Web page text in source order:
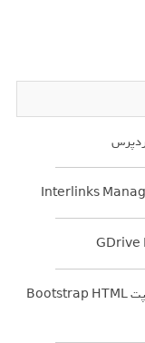
ساخت قالب های حرفه ای Bootstrap با اسکریپت Bootstrap HTML